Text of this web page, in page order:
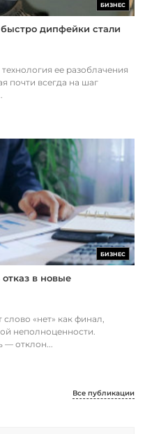
БИЗНЕС
быстро дипфейки стали
ее разоблачения
почти всегда на шаг
БИЗНЕС
в новые
«нет» как финал,
неполноценности.
— отклон...
Все публикации